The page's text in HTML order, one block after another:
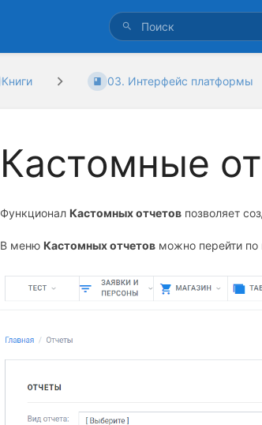
Книги 03. Интерфейс платформы
Кастомные
Функционал Кастомных отчетов позволяет
В меню Кастомных отчетов можно перейти по